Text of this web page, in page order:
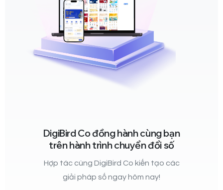
DigiBird Co đồng hành cùng bạn
trên hành trình chuyển đổi số
Hợp tác cùng DigiBird Co kiến tạo các
giải pháp số ngay hôm nay!